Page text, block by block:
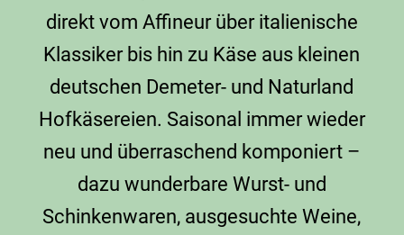
direkt vom Affineur über italienische
Klassiker bis hin zu Käse aus kleinen
deutschen Demeter- und Naturland
Hofkäsereien. Saisonal immer wieder
neu und überraschend komponiert –
dazu wunderbare Wurst- und
Schinkenwaren, ausgesuchte Weine,